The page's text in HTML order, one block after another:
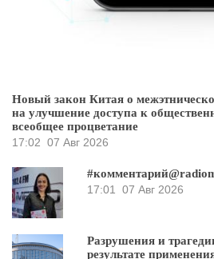
Новый закон Китая о
на улучшение доступа к
всеобщее процветание
17:02 07 Авг 2026
17:01
07 Авг 2026
Разрушения и
результате